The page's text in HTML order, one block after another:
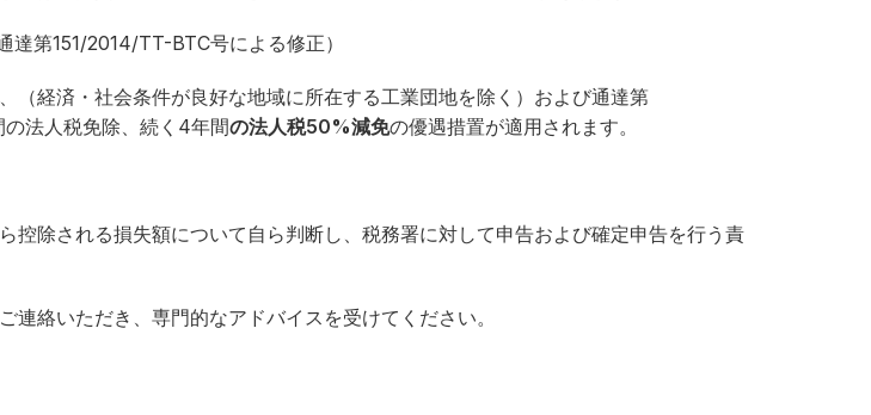
第151/2014/TT-BTC号による修正）
経済・社会条件が良好な地域に所在する工業団地を除く）および通達第
法人税免除、続く4年間の法人税50%減免の優遇措置が適用されます。
除される損失額について自ら判断し、税務署に対して申告および確定申告を行う責
連絡いただき、専門的なアドバイスを受けてください。